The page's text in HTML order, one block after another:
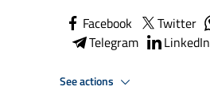
Facebook Twitter
Telegram
LinkedIn
See actions